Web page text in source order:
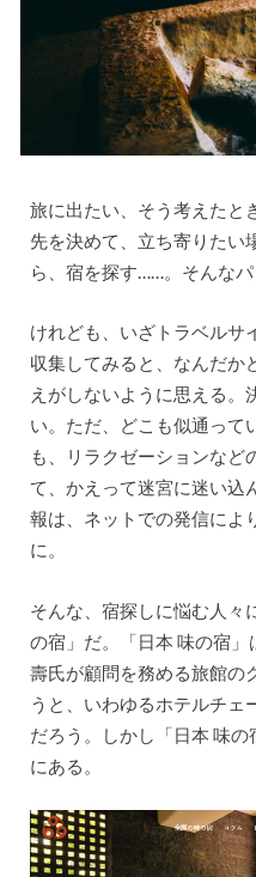
旅に出たい、そう考えたと
先を決めて、立ち寄りたい
ら、宿を探す……。そんなパ
けれども、いざトラベルサ
収集してみると、なんだか
えがしないように思える。
い。ただ、どこも似通って
も、リラクゼーションなど
て、かえって迷宮に迷い込
報は、ネットでの発信によ
に。
そんな、宿探しに悩む人々
の宿」だ。「日本 味の宿
壽氏が顧問を務める旅館の
うと、いわゆるホテルチェ
だろう。しかし「日本 味
にある。